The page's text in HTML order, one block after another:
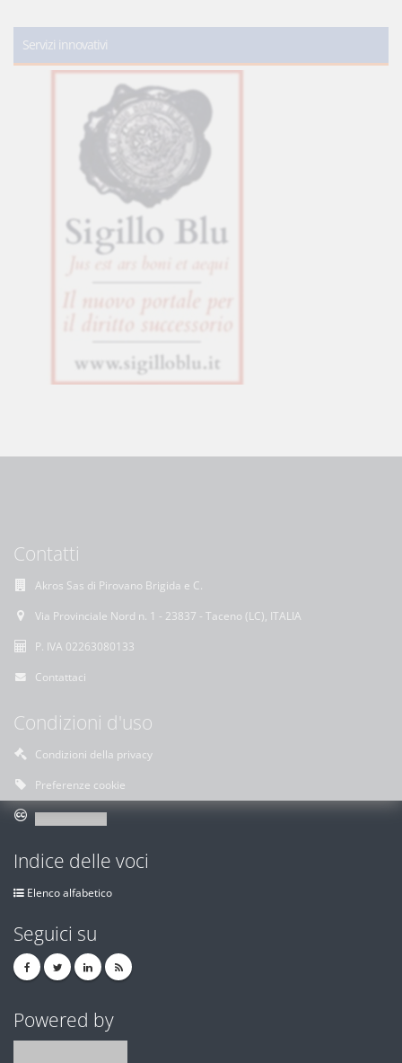
Servizi innovativi
Contatti
Akros Sas di Pirovano Brigida e C.
Via Provinciale Nord n. 1 - 23837 - Taceno (LC), ITALIA
P. IVA 02263080133
Contattaci
Condizioni d'uso
Condizioni della privacy
Preferenze cookie
Indice delle voci
Elenco alfabetico
Seguici su
Powered by